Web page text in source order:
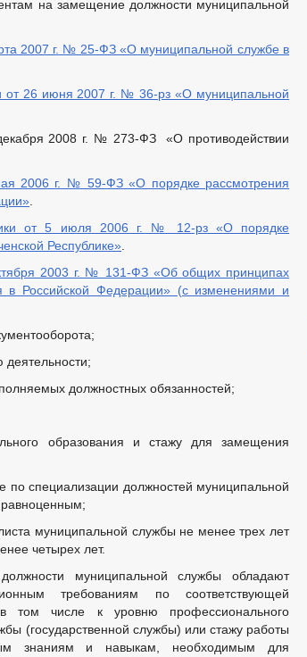
на замещение должности муниципальной
2007 г. № 25-ФЗ «О муниципальной службе в
от 26 июня 2007 г. № 36-рз «О муниципальной
2008 г. № 273-ФЗ «О противодействии
2006 г. № 59-ФЗ «О порядке рассмотрения
от 5 июля 2006 г. № 12-рз «О порядке
Республике»
2003 г. № 131-ФЗ «Об общих принципах
в Российской Федерации» (с изменениями и
должностных обязанностей;
образования и стажу для замещения
специализации должностей муниципальной
муниципальной службы не менее трех лет
четырех лет.
муниципальной службы обладают
требованиям по соответствующей
том числе к уровню профессионального
(государственной службы) или стажу работы
знаниям и навыкам, необходимым для